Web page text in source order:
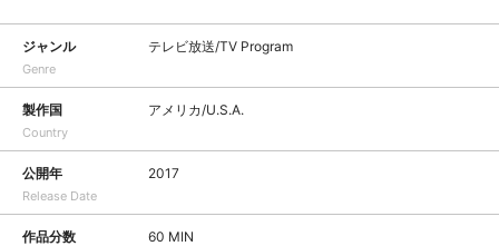
ジャンル
Genre
テレビ放送/TV Program
製作国
Country
アメリカ/U.S.A.
公開年
Release Date
2017
作品分数 60 MIN